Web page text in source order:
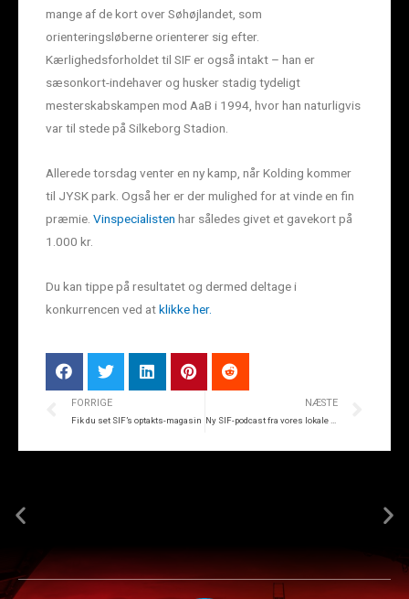
mange af de kort over Søhøjlandet, som
orienteringsløberne orienterer sig efter.
Kærlighedsforholdet til SIF er også intakt – han er
sæsonkort-indehaver og husker stadig tydeligt
mesterskabskampen mod AaB i 1994, hvor han naturligvis
var til stede på Silkeborg Stadion.
Allerede torsdag venter en ny kamp, når Kolding kommer
til JYSK park. Også her er der mulighed for at vinde en fin
præmie. Vinspecialisten har således givet et gavekort på
1.000 kr.
Du kan tippe på resultatet og dermed deltage i
konkurrencen ved atklikke her.
FORRIGE
Fik du set SIF’s optakts-magasin
NÆSTE